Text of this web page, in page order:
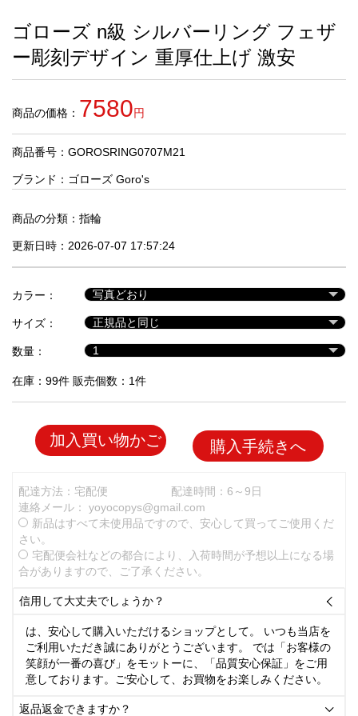
す
商
品
人
商
セ
ル
品
ゴローズ n級 シルバーリング フェザ
ー彫刻デザイン 重厚仕上げ 激安
商品の価格： 7580円
商品番号：GOROSRING0707M21
ブランド： ゴローズ Goro's
商品の分類： 指輪
更新日時：2026-07-07 17:57:24
カラー：
サイズ：
数量：
在庫：99件 販売個数：1件
加入買い物かご 購入手続きへ
配達方法：宅配便
配達時間：6～9日
連絡メール： yoyocopys@gmail.com
新品はすべて未使用品ですので、安心して買ってご使用くだ
さい。
宅配便会社などの都合により、入荷時間が予想以上になる場
合がありますので、ご了承ください。
信用して大丈夫でしょうか？ 
は、安心して購入いただけるショップとして。 いつも当店を
ご利用いただき誠にありがとうございます。 では「お客様の
笑顔が一番の喜び」をモットーに、「品質安心保証」をご用
意しております。ご安心して、お買物をお楽しみください。
返品返金できますか？ 